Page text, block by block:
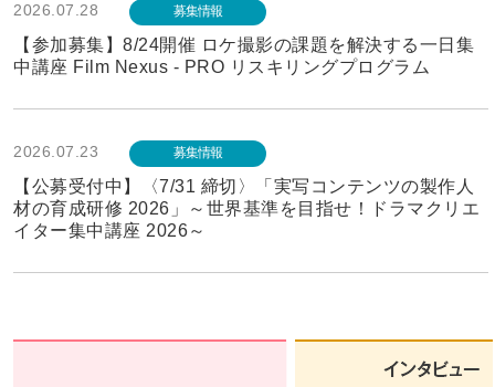
2026.07.28 募集情報
【参加募集】8/24開催 ロケ撮影の課題を解決する一日集
中講座 Film Nexus - PRO リスキリングプログラム
2026.07.23 募集情報
【公募受付中】〈7/31 締切〉「実写コンテンツの製作人
材の育成研修 2026」～世界基準を目指せ！ドラマクリエ
イター集中講座 2026～